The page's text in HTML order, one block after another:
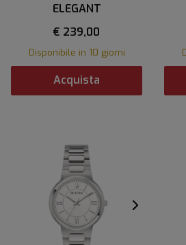
ELEGANT
€ 239,00
Disponibile in 10 giorni
Acquista